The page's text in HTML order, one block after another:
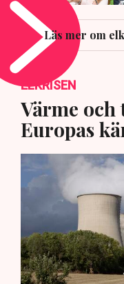
Läs mer om
ELKRISEN
Värme och
Europas